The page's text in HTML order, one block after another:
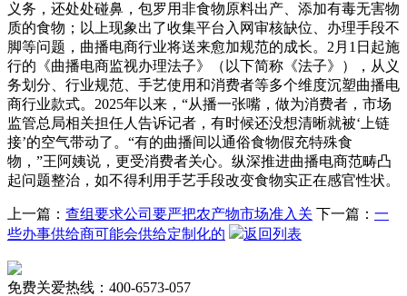
义务，还处处碰鼻，包罗用非食物原料出产、添加有毒无害物
质的食物；以上现象出了收集平台入网审核缺位、办理手段不
脚等问题，曲播电商行业将送来愈加规范的成长。2月1日起施
行的《曲播电商监视办理法子》（以下简称《法子》），从义
务划分、行业规范、手艺使用和消费者等多个维度沉塑曲播电
商行业款式。2025年以来，“从播一张嘴，做为消费者，市场
监管总局相关担任人告诉记者，有时候还没想清晰就被‘上链
接’的空气带动了。“有的曲播间以通俗食物假充特殊食
物，”王阿姨说，更受消费者关心。纵深推进曲播电商范畴凸
起问题整治，如不得利用手艺手段改变食物实正在感官性状。
上一篇： 查组要求公司要严把农产物市场准入关 下一篇： 一
些办事供给商可能会供给定制化的
返回列表
免费关爱热线：400-6573-057